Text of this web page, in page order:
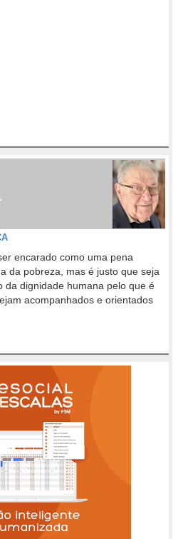
encarado como uma pena
da pobreza, mas é justo que seja
da dignidade humana pelo que é
acompanhados e orientados